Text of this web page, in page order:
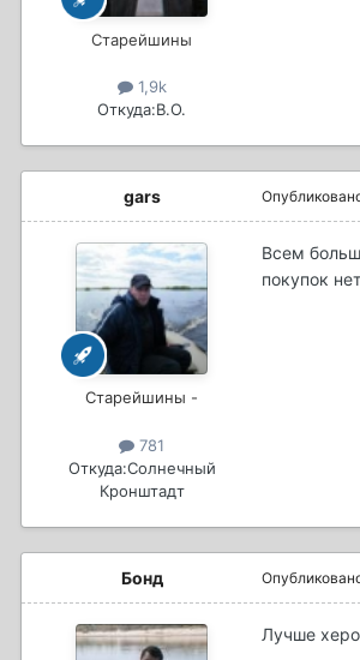
Старейшины
1,9k
Откуда:B.О.
gars
Старейшины -
781
Откуда:Солнечный
Кронштадт
Всем
покупок
Бонд
Лучше